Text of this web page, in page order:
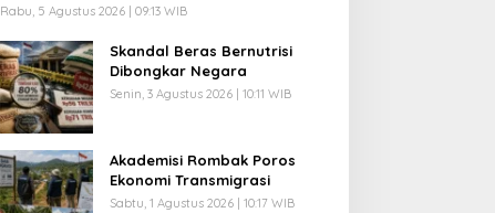
Rabu, 5 Agustus 2026 | 09:13 WIB
Skandal Beras Bernutrisi
Dibongkar Negara
Senin, 3 Agustus 2026 | 10:11 WIB
Akademisi Rombak Poros
Ekonomi Transmigrasi
Sabtu, 1 Agustus 2026 | 10:17 WIB